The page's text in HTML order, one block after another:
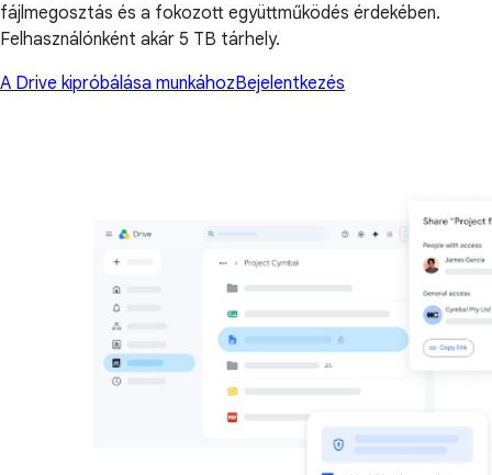
fájlmegosztás és a fokozott együttműködés érdekében.
Felhasználónként akár 5 TB tárhely.
A Drive kipróbálása munkáhozBejelentkezés